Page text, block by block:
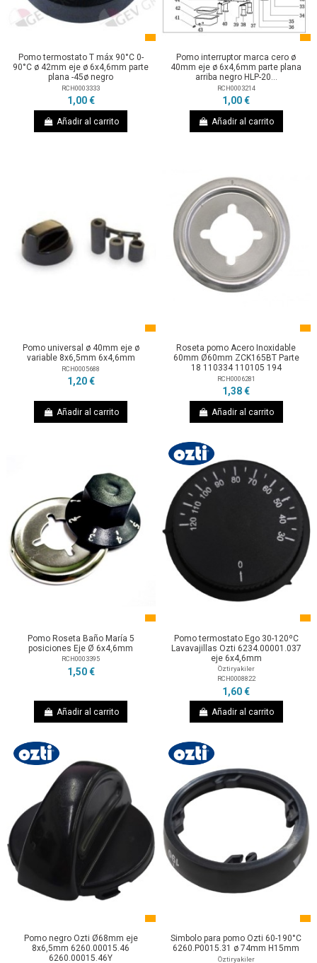
Pomo termostato T máx 90°C 0-
90°C ø 42mm eje ø 6x4,6mm parte
plana -45ø negro
RCH0003333
1,00 €
Añadir al carrito
Pomo interruptor marca cero ø
40mm eje ø 6x4,6mm parte plana
arriba negro HLP-20...
RCH0003214
1,00 €
Añadir al carrito
Pomo universal ø 40mm eje ø
variable 8x6,5mm 6x4,6mm
RCH0005688
1,20 €
Añadir al carrito
Roseta pomo Acero Inoxidable
60mm Ø60mm ZCK165BT Parte
18 110334 110105 194
RCH0006281
1,38 €
Añadir al carrito
Pomo Roseta Baño María 5
posiciones Eje Ø 6x4,6mm
RCH0003395
1,50 €
Añadir al carrito
Pomo termostato Ego 30-120ºC
Lavavajillas Ozti 6234.00001.037
eje 6x4,6mm
Öztiryakiler
RCH0008822
1,60 €
Añadir al carrito
Pomo negro Ozti Ø68mm eje
8x6,5mm 6260.00015.46
6260.00015.46Y
Simbolo para pomo Ozti 60-190°C
6260.P0015.31 ø 74mm H15mm
Öztiryakiler